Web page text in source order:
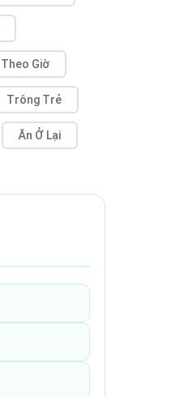
Theo Giờ
Trông Trẻ
Ăn Ở Lại